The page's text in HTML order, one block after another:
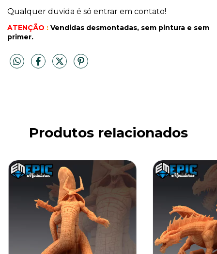
Qualquer duvida é só entrar em contato!
ATENÇÃO : Vendidas desmontadas, sem pintura e sem
primer.
Produtos relacionados